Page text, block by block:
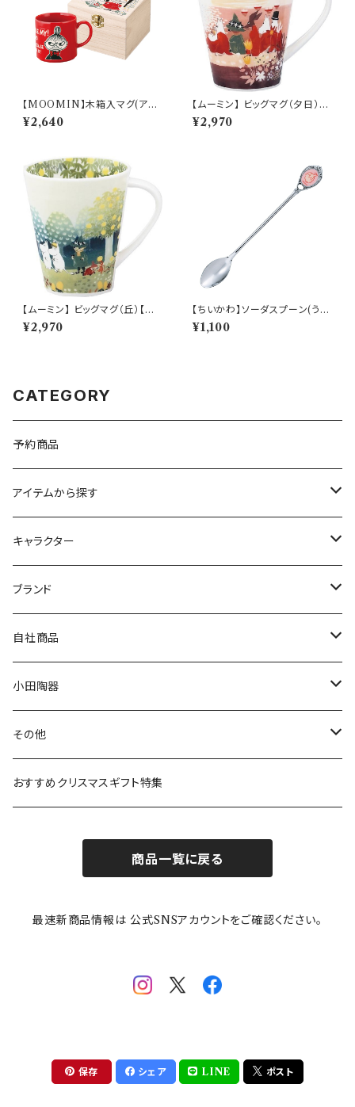
【MOOMIN】木箱入マグ(アイ
ムリトルミイ)【MM16000】M
M16001-11H
¥2,640
【ムーミン】 ビッグマグ（夕日）
【MM3200】
¥2,970
【ムーミン】 ビッグマグ（丘）【M
M3200】MM3201-35
¥2,970
【ちいかわ】ソーダスプーン(うさ
ぎ)【CKW40】CKW43-850
¥1,100
CATEGORY
予約商品
アイテムから探す
九谷焼
マグ＆カップ
プレート
ボウル
ガラスウェア
カトラリー
キャラクター
ムーミン
80th記念アイテム
リトルミイの日記念アイテム
MOOMIN ANIMATION
スヌーピー
ピーターラビット
ポケットモンスター
mofusand（モフサンド）
mofsand×日比谷花壇
ちびまる子ちゃんandクレヨンしんちゃん
ブランド
LA AMYS(エミーズ)
LISA LARSON(リサラーソン)
LAURA ASHLEY(ローラ アシュレイ)
Finlayson(フィンレイソン)
HANAE MORI(ハナエモリ)
THE BEATLES(ザ・ビートルズ)
【山加商店×yaeko】migratory bird
自社商品
ねこ企画
Cecera(セセラ)
CELEC(セレック)
隅切り重箱
HAPPY DINING(ハッピーダイニング)
小田陶器
さざなみ
吉祥
メイメイウェア
SoSo(ソソ）
その他
リサイクル食器
おすすめクリスマスギフト特集
商品一覧に戻る
最速新商品情報は 公式SNSアカウントをご確認ください。
保存 シェア LINE ポスト